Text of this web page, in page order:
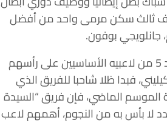
ثالث سكن مرمى واحد من أفضل
جانلويجي بوفون.
ورغم أن يوفنتوس افتقد 5 من لاعبيه الأساسيين على رأسهم
فبدا ظلا شاحبا للفريق الذي
الموسم الماضي، فإن فريق “السيدة
لا بأس به من النجوم، أهمهم لاعب